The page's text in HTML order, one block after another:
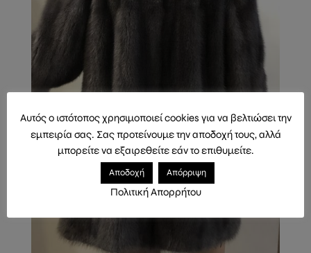
Αυτός ο ιστότοπος χρησιμοποιεί cookies για να βελτιώσει την
εμπειρία σας. Σας προτείνουμε την αποδοχή τους, αλλά
μπορείτε να εξαιρεθείτε εάν το επιθυμείτε.
Αποδοχή Απόρριψη
Πολιτική Απορρήτου